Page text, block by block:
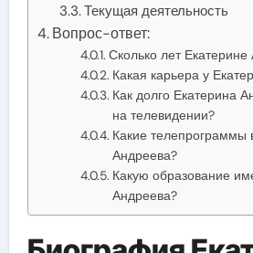
Текущая деятельность
Вопрос-ответ:
Сколько лет
Какая карьера у
Как долго Екатерина
на телевидении?
Какие телепрограммы
Андреева?
Какую образование
Андреева?